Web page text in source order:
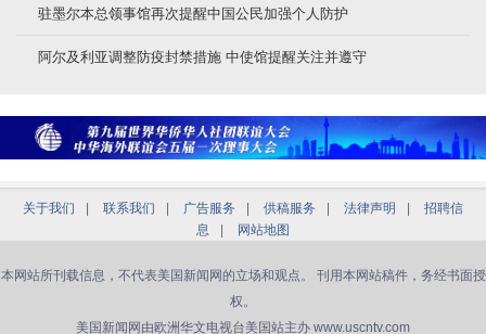
驻墨尔本总领事馆再次提醒中国公民加强个人防护
阿尔及利亚调整防疫封禁措施 中使馆提醒关注并遵守
关于我们 联系我们 广告服务 供稿服务 法律声明
招聘信
息
网站地图
本网站所刊载信息，不代表美国新闻网的立场和观点。 刊用本网站稿件，务经书面授
权。
美国新闻网由欧洲华文电视台美国站主办 www.uscntv.com